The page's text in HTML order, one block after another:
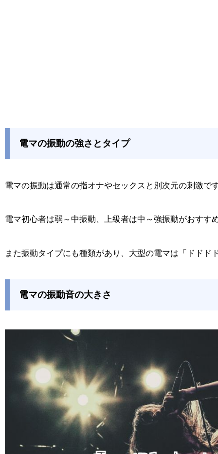
電マの振動の強さとタイプ
電マの振動は通常の指オナやセックスと別次元の刺激です
電マ初心者は弱～中振動、上級者は中～強振動がおすすめ
また振動タイプにも種類があり、大型の電マは「ドドド
電マの振動音の大きさ